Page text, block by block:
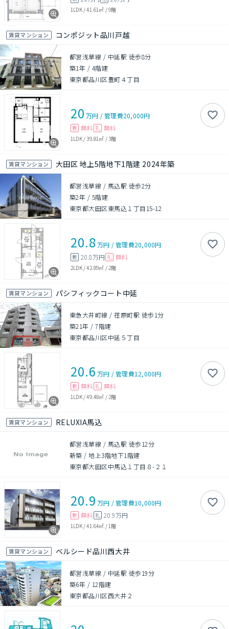
1LDK/41.61㎡ /9階
賃貸マンション コンポジット品川戸越
都営浅草線 / 中延駅 徒歩8分
築1年 / 4階建
東京都品川区豊町４丁目
20 万円 /管理費20,000円
敷 無料 礼 無料
1LDK/39.81㎡ /3階
賃貸マンション 大田区 地上5階地下1階建 2024年築
都営浅草線 / 馬込駅 徒歩2分
築2年 / 5階建
東京都大田区東馬込１丁目15-12
20.8万円 /管理費20,000円
敷 20.8万円 礼 無料
2LDK/42.89㎡ / 2階
賃貸マンション パシフィックコート中延
東急大井町線 / 荏原町駅 徒歩1分
築21年 /7階建
東京都品川区中延５丁目
20.6 万円 /管理費12,000円
敷 無料 礼 無料
1LDK/49.48㎡ / 2階
賃貸マンション RELUXIA馬込
都営浅草線 / 馬込駅 徒歩12分
新築 /地上3階地下1階建
東京都大田区中馬込１丁目８-２１
20.9 万円 /管理費10,000円
敷 無料 礼 20.9万円
1LDK/41.64㎡ / 1階
賃貸マンション ベルシード品川西大井
都営浅草線 / 中延駅 徒歩19分
築6年 / 12階建
東京都品川区西大井２